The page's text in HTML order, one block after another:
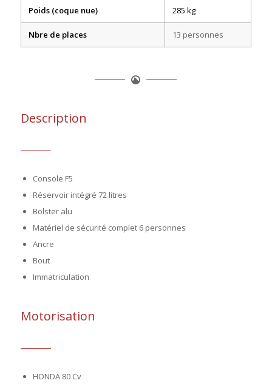
Poids (coque nue) 285 kg
Nbre de places 13 personnes
Description
Console F5
Réservoir intégré 72 litres
Bolster alu
Matériel de sécurité complet 6 personnes
Ancre
Bout
Immatriculation
Motorisation
HONDA 80 Cv